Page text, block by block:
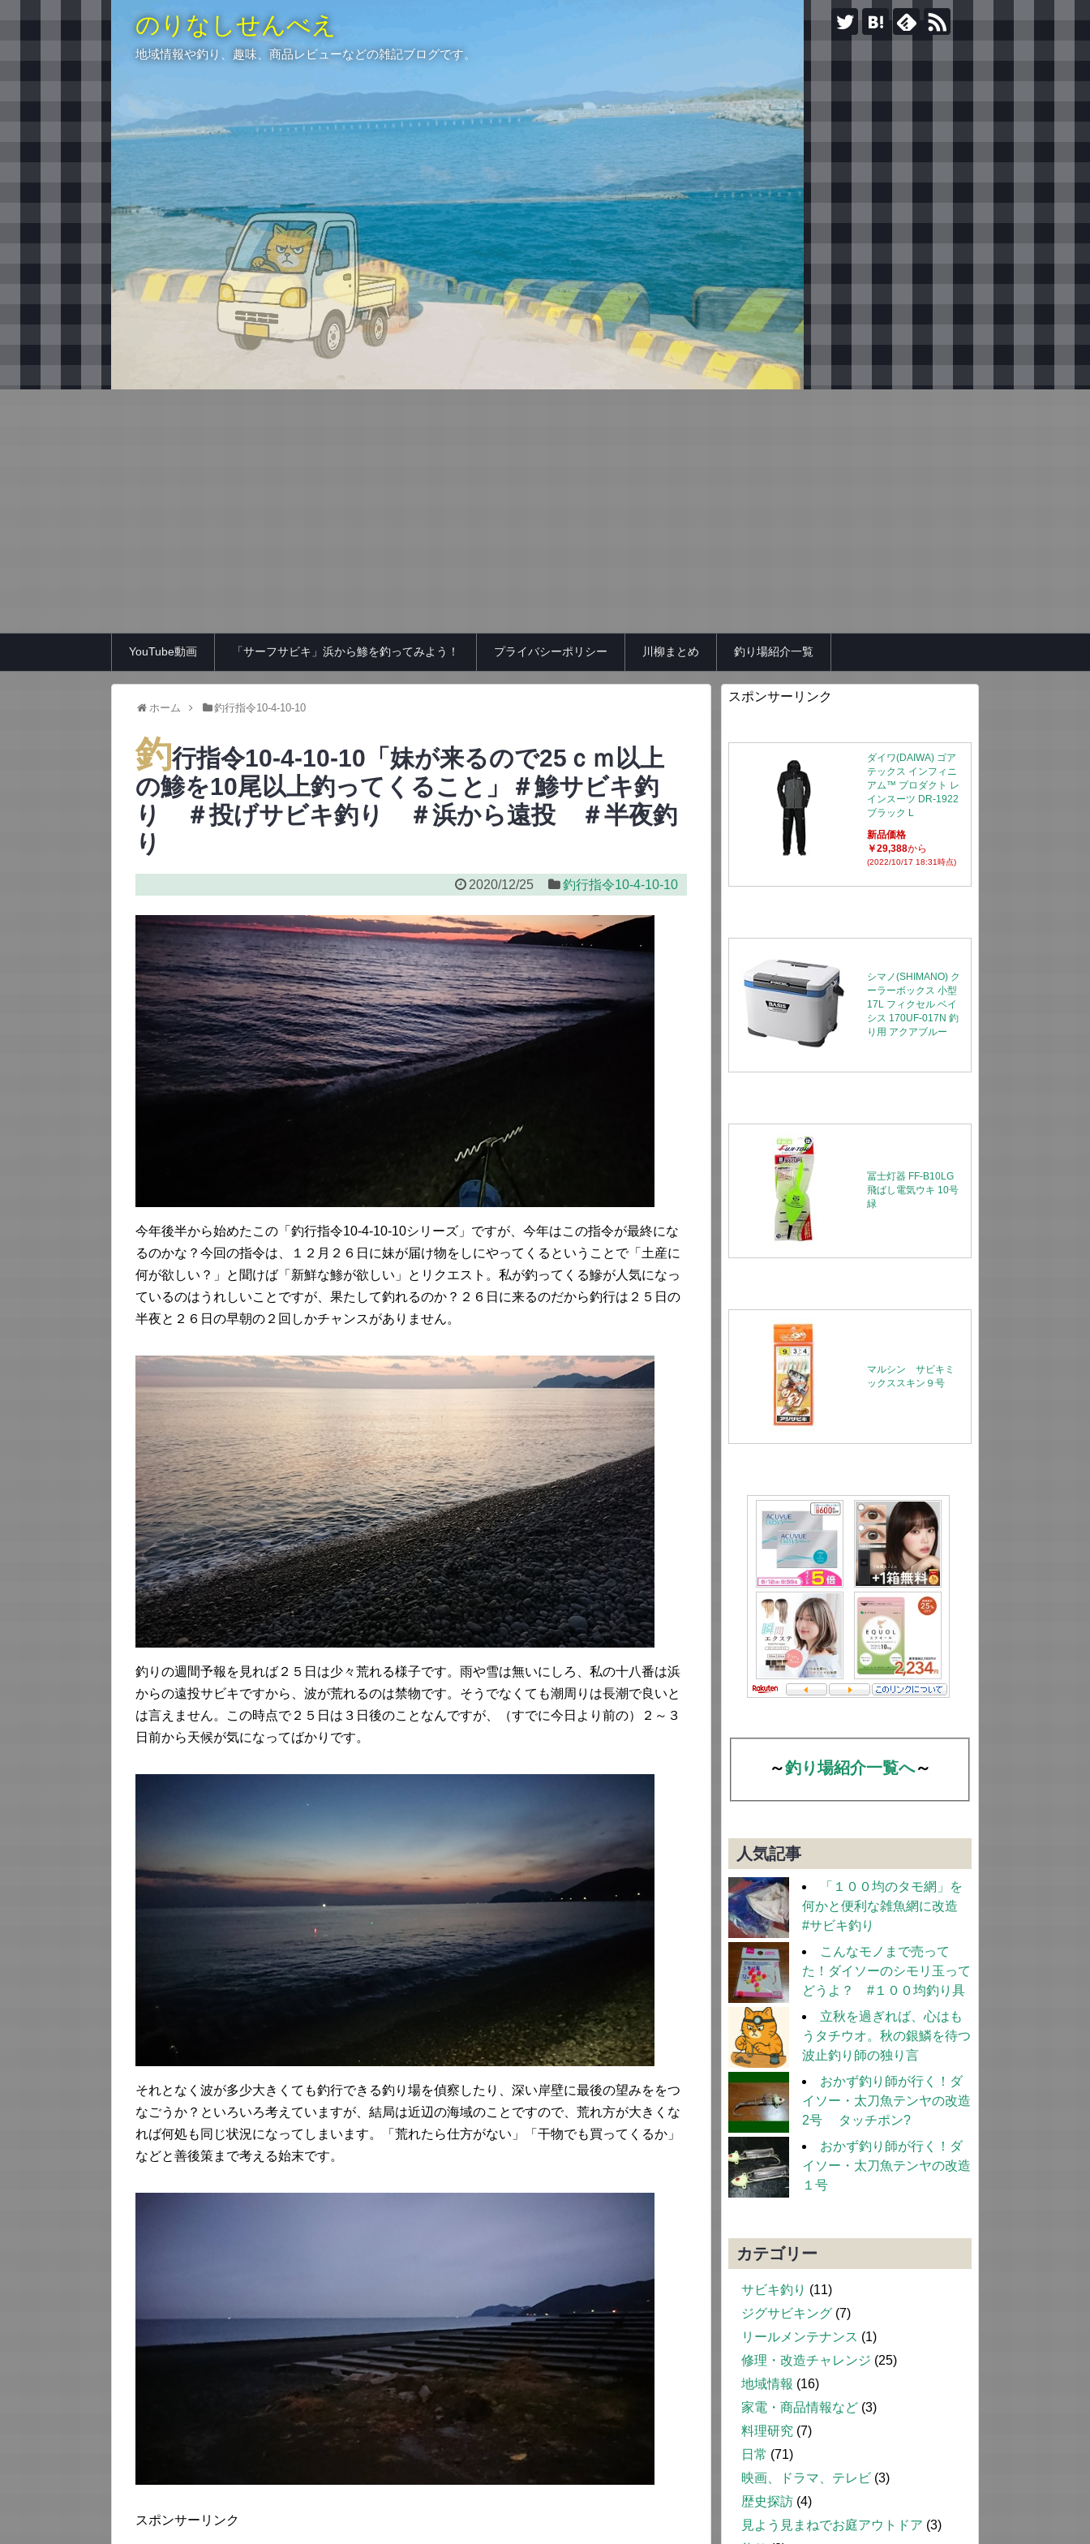
のりなしせんべえ
地域情報や釣り、趣味、商品レビューなどの雑記ブログです。
YouTube動画 「サーフサビキ」浜から鯵を釣ってみよう！ プライバシーポリシー 川柳まとめ 釣り場紹介一覧
ホーム 釣行指令10-4-10-10
釣行指令10-4-10-10「妹が来るので25ｃｍ以上
の鯵を10尾以上釣ってくること」＃鯵サビキ釣
り ＃投げサビキ釣り ＃浜から遠投 ＃半夜釣
り
2020/12/25 釣行指令10-4-10-10
今年後半から始めたこの「釣行指令10-4-10-10シリーズ」ですが、今年はこの指令が最終にな
るのかな？今回の指令は、１２月２６日に妹が届け物をしにやってくるということで「土産に
何が欲しい？」と聞けば「新鮮な鯵が欲しい」とリクエスト。私が釣ってくる鰺が人気になっ
ているのはうれしいことですが、果たして釣れるのか？２６日に来るのだから釣行は２５日の
半夜と２６日の早朝の２回しかチャンスがありません。
釣りの週間予報を見れば２５日は少々荒れる様子です。雨や雪は無いにしろ、私の十八番は浜
からの遠投サビキですから、波が荒れるのは禁物です。そうでなくても潮周りは長潮で良いと
は言えません。この時点で２５日は３日後のことなんですが、（すでに今日より前の）２～３
日前から天候が気になってばかりです。
それとなく波が多少大きくても釣行できる釣り場を偵察したり、深い岸壁に最後の望みををつ
なごうか？といろいろ考えていますが、結局は近辺の海域のことですので、荒れ方が大きくな
れば何処も同じ状況になってしまいます。「荒れたら仕方がない」「干物でも買ってくるか」
などと善後策まで考える始末です。
スポンサーリンク
スポンサーリンク
ダイワ(DAIWA) ゴア
テックス インフィニ
アム™ プロダクト レ
インスーツ DR-1922
ブラック L
新品価格
￥29,388から
(2022/10/17 18:31時点)
シマノ(SHIMANO) ク
ーラーボックス 小型
17L フィクセル ベイ
シス 170UF-017N 釣
り用 アクアブルー
冨士灯器 FF-B10LG
飛ばし電気ウキ 10号
緑
マルシン サビキミ
ックススキン９号
～釣り場紹介一覧へ～
人気記事
「１００均のタモ網」を
何かと便利な雑魚網に改造
#サビキ釣り
こんなモノまで売って
た！ダイソーのシモリ玉って
どうよ？ #１００均釣り具
立秋を過ぎれば、心はも
うタチウオ。秋の銀鱗を待つ
波止釣り師の独り言
おかず釣り師が行く！ダ
イソー・太刀魚テンヤの改造
2号 タッチポン?
おかず釣り師が行く！ダ
イソー・太刀魚テンヤの改造
１号
カテゴリー
サビキ釣り (11)
ジグサビキング (7)
リールメンテナンス (1)
修理・改造チャレンジ (25)
地域情報 (16)
家電・商品情報など (3)
料理研究 (7)
日常 (71)
映画、ドラマ、テレビ (3)
歴史探訪 (4)
見よう見まねでお庭アウトドア (3)